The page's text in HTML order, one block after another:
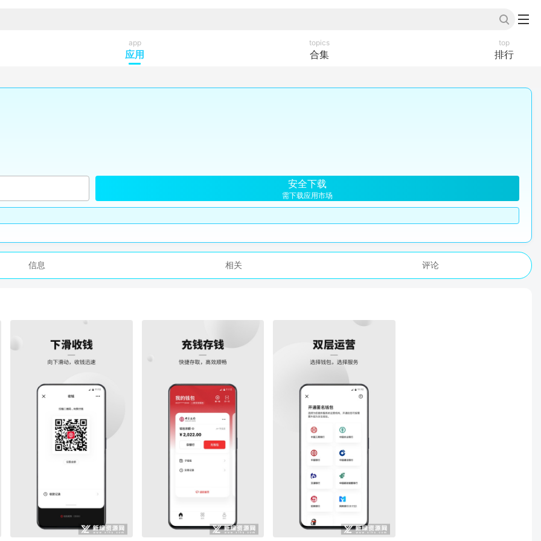
app
应用
topics
合集
top
排行
安全下载
需下载应用市场
信息 相关 评论